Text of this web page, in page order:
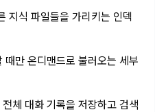
지식 파일들을 가리키는 인덱
만 온디맨드로 불러오는 세부
체 대화 기록을 저장하고 검색